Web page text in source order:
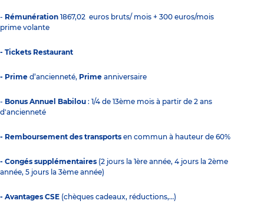
- Rémunération 1867,02 euros bruts/ mois + 300 euros/mois
prime volante
- Tickets Restaurant
- Prime d’ancienneté, Prime anniversaire
- Bonus Annuel Babilou : 1/4 de 13ème mois à partir de 2 ans
d'ancienneté
- Remboursement des transports en commun à hauteur de 60%
- Congés supplémentaires (2 jours la 1ère année, 4 jours la 2ème
année, 5 jours la 3ème année)
- Avantages CSE (chèques cadeaux, réductions,…)